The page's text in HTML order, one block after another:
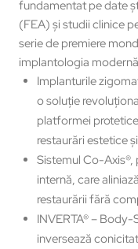
fundamentat pe date
(FEA) și studii clinice
serie de premiere
implantologia
Implanturile
o soluție
platformei
restaurări estetice
Sistemul Co-
internă, care
restaurării fără
INVERTA® –
inversează